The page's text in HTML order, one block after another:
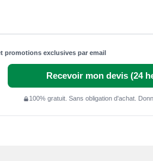
promotions exclusives par email
Recevoir mon devis (24
100% gratuit. Sans obligation d'achat.